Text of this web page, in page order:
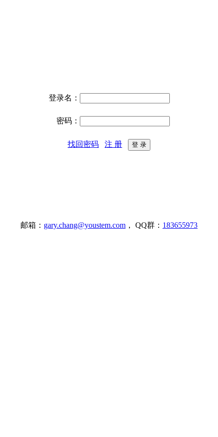
登录名：
密码：
找回密码 注 册
邮箱： gary.chang@youstem.com ， QQ群： 183655973